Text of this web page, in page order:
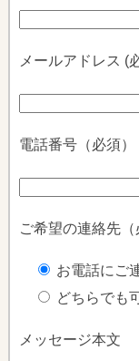
メールアドレス (
電話番号（必須）
ご希望の連絡先（
お電話にご
どちらでも
メッセージ本文